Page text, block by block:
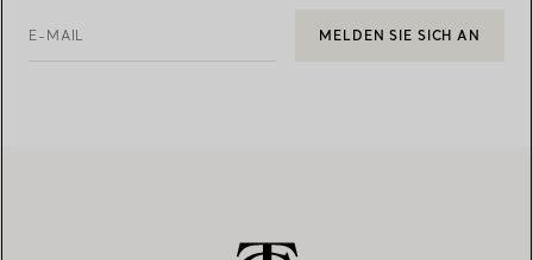
E-MAIL MELDEN SIE SICH AN